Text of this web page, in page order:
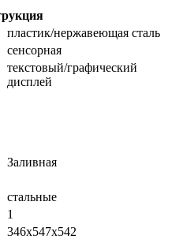
пластик/нержавеющая сталь
сенсорная
текстовый/графический
дисплей
Заливная
стальные
1
346х547х542